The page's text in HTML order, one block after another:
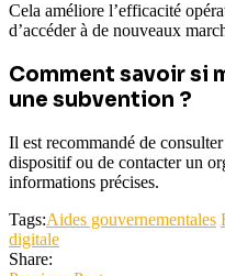
Cela améliore l’efficacité
d’accéder à de nouveaux
Comment savoir si
une subvention ?
Il est recommandé de
dispositif ou de contacter un
informations précises.
Tags:Aides gouvernementales
digitale
Share: